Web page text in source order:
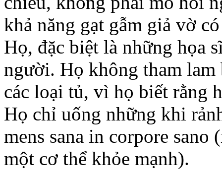
khả năng gạt gẫm giả vờ
Họ, đặc biệt là những họa
người. Họ không tham lam
các loại tủ, vì họ biết rằng
Họ chỉ uống những khi
mens sana in corpore
một cơ thể khỏe mạnh).